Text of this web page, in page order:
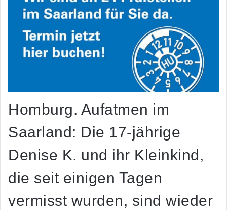
Homburg. Aufatmen im
Saarland: Die 17-jährige
Denise K. und ihr Kleinkind,
die seit einigen Tagen
vermisst wurden, sind wieder